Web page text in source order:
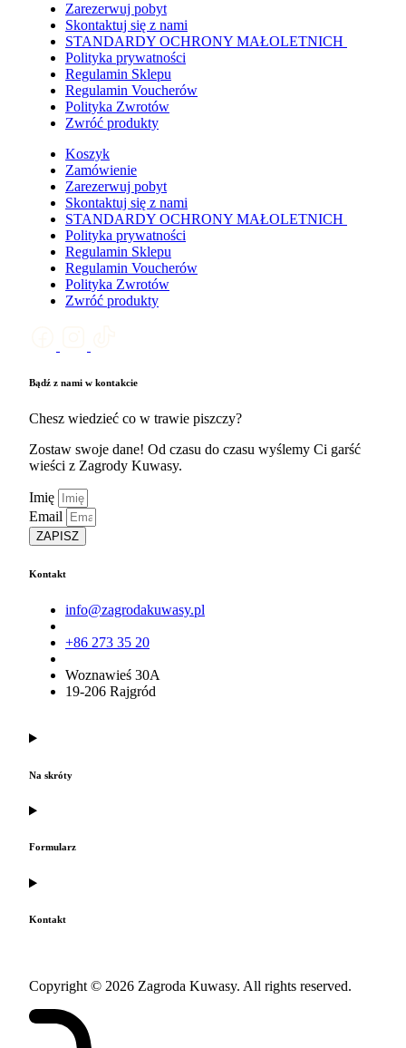
Zarezerwuj pobyt
Skontaktuj się z nami
STANDARDY OCHRONY MAŁOLETNICH
Polityka prywatności
Regulamin Sklepu
Regulamin Voucherów
Polityka Zwrotów
Zwróć produkty
Koszyk
Zamówienie
Zarezerwuj pobyt
Skontaktuj się z nami
STANDARDY OCHRONY MAŁOLETNICH
Polityka prywatności
Regulamin Sklepu
Regulamin Voucherów
Polityka Zwrotów
Zwróć produkty
Bądź z nami w kontakcie
Chesz wiedzieć co w trawie piszczy?
Zostaw swoje dane! Od czasu do czasu wyślemy Ci garść
wieści z Zagrody Kuwasy.
Imię
Email
ZAPISZ
Kontakt
info@zagrodakuwasy.pl
+86 273 35 20
Woznawieś 30A
19-206 Rajgród
Na skróty
Formularz
Kontakt
Copyright © 2026 Zagroda Kuwasy. All rights reserved.